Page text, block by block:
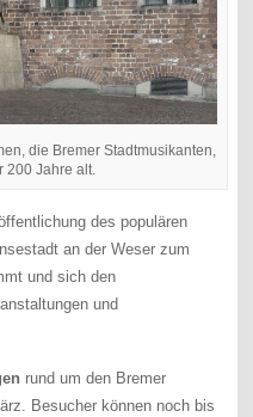
die Bremer Stadtmusikanten,
200 Jahre alt.
des populären
an der Weser zum
und sich den
und
rund um den Bremer
Besucher können noch bis